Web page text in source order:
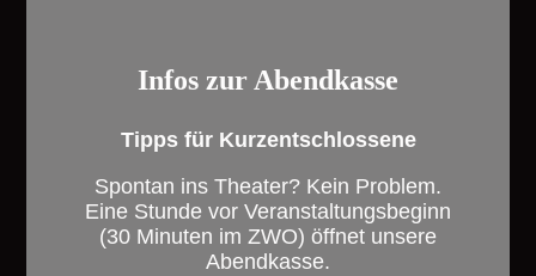
Infos zur Abendkasse
Tipps für Kurzentschlossene
Spontan ins Theater? Kein Problem.
Eine Stunde vor Veranstaltungsbeginn
(30 Minuten im ZWO) öffnet unsere
Abendkasse.